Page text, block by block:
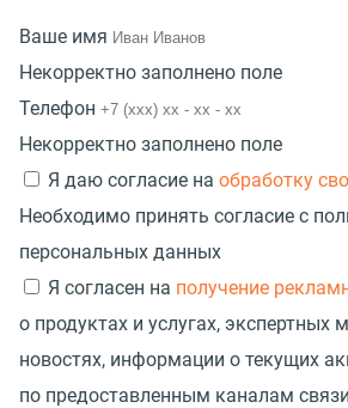
Ваше имя
Некорректно заполнено поле
Телефон
Некорректно заполнено поле
Я даю согласие на обработку
Необходимо принять согласие с
персональных данных
Я согласен на получение
о продуктах и услугах, экспертных
новостях, информации о текущих
по предоставленным каналам связи